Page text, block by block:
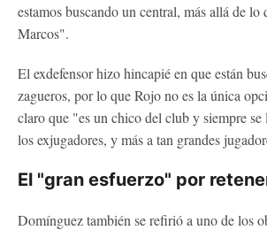
estamos buscando un central, más allá de lo
Marcos".
El exdefensor hizo hincapié en que están
zagueros, por lo que Rojo no es la única
claro que "es un chico del club y siempre se
los exjugadores, y más a tan grandes
El "gran esfuerzo" por
Domínguez también se refirió a uno de los